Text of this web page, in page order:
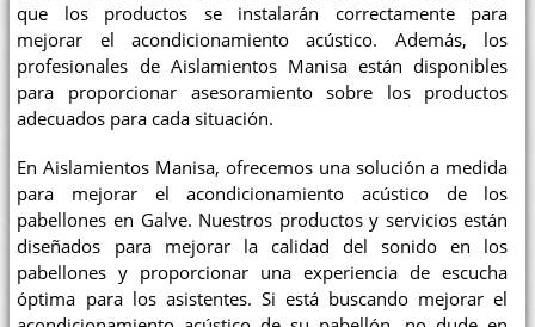
que los productos se instalarán correctamente para
mejorar el acondicionamiento acústico. Además, los
profesionales de Aislamientos Manisa están disponibles
para proporcionar asesoramiento sobre los productos
adecuados para cada situación.
En Aislamientos Manisa, ofrecemos una solución a medida
para mejorar el acondicionamiento acústico de los
pabellones en Galve. Nuestros productos y servicios están
diseñados para mejorar la calidad del sonido en los
pabellones y proporcionar una experiencia de escucha
óptima para los asistentes. Si está buscando mejorar el